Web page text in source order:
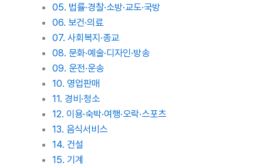
05. 법률·경찰·소방·교도·국방
06. 보건·의료
07. 사회복지·종교
08. 문화·예술·디자인·방송
09. 운전·운송
10. 영업판매
11. 경비·청소
12. 이용·숙박·여행·오락·스포츠
13. 음식서비스
14. 건설
15. 기계